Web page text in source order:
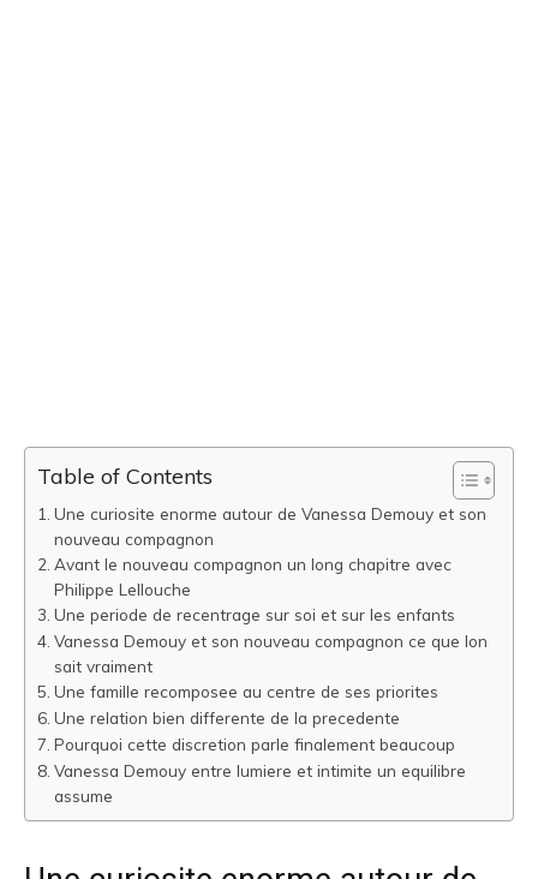
Table of Contents
Une curiosite enorme autour de Vanessa Demouy et son
nouveau compagnon
Avant le nouveau compagnon un long chapitre avec
Philippe Lellouche
Une periode de recentrage sur soi et sur les enfants
Vanessa Demouy et son nouveau compagnon ce que lon
sait vraiment
Une famille recomposee au centre de ses priorites
Une relation bien differente de la precedente
Pourquoi cette discretion parle finalement beaucoup
Vanessa Demouy entre lumiere et intimite un equilibre
assume